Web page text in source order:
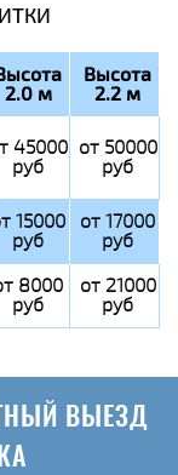
2.0 м
Высота
2.2 м
45000
руб
от 50000
руб
15000
руб
от 17000
руб
8000
руб
от 21000
руб
ВЫЕЗД